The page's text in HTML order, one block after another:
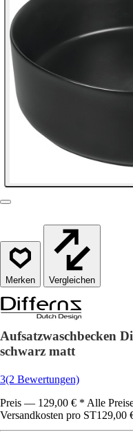
Vergleichen
Aufsatzwaschbecken
schwarz matt
3(2 Bewertungen)
Preis — 129,00 € * Alle
Versandkosten pro ST129,00